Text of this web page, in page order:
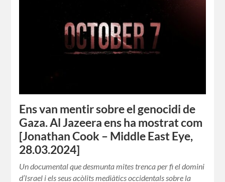
Ens van mentir sobre el genocidi de
Gaza. Al Jazeera ens ha mostrat com
[Jonathan Cook – Middle East Eye,
28.03.2024]
Un documental que desmunta mites trenca per fi el domini
d’Israel i els seus acòlits mediàtics occidentals sobre la